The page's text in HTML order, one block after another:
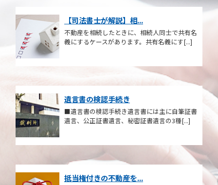
【司法書士が解説】相...
不動産を相続したときに、相続人同士で共有名
義にするケースがあります。共有名義にす[...]
遺言書の検認手続き
■遺言書の検認手続き遺言書には主に自筆証書
遺言、公正証書遺言、秘密証書遺言の3種[...]
抵当権付きの不動産を...